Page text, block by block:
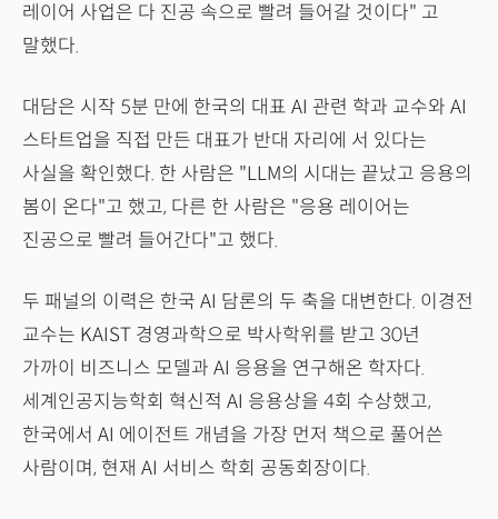
레이어 사업은 다 진공 속으로 빨려 들어갈 것이다" 고
말했다.
대담은 시작 5분 만에 한국의 대표 AI 관련 학과 교수와 AI
스타트업을 직접 만든 대표가 반대 자리에 서 있다는
사실을 확인했다. 한 사람은 "LLM의 시대는 끝났고 응용의
봄이 온다"고 했고, 다른 한 사람은 "응용 레이어는
진공으로 빨려 들어간다"고 했다.
두 패널의 이력은 한국 AI 담론의 두 축을 대변한다. 이경전
교수는 KAIST 경영과학으로 박사학위를 받고 30년
가까이 비즈니스 모델과 AI 응용을 연구해온 학자다.
세계인공지능학회 혁신적 AI 응용상을 4회 수상했고,
한국에서 AI 에이전트 개념을 가장 먼저 책으로 풀어쓴
사람이며, 현재 AI 서비스 학회 공동회장이다.